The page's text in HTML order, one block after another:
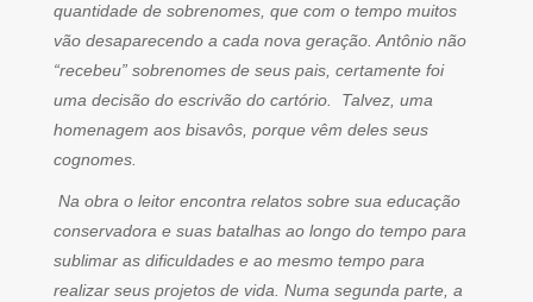
quantidade de sobrenomes, que com o tempo muitos
vão desaparecendo a cada nova geração. Antônio não
“recebeu” sobrenomes de seus pais, certamente foi
uma decisão do escrivão do cartório. Talvez, uma
homenagem aos bisavôs, porque vêm deles seus
cognomes.
Na obra o leitor encontra relatos sobre sua educação
conservadora e suas batalhas ao longo do tempo para
sublimar as dificuldades e ao mesmo tempo para
realizar seus projetos de vida. Numa segunda parte, a